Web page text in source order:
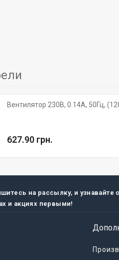
Вентилятор 230В, 0.14A, 50Гц,
627.90 грн.
на рассылку, и узнавайте
и акциях первыми!